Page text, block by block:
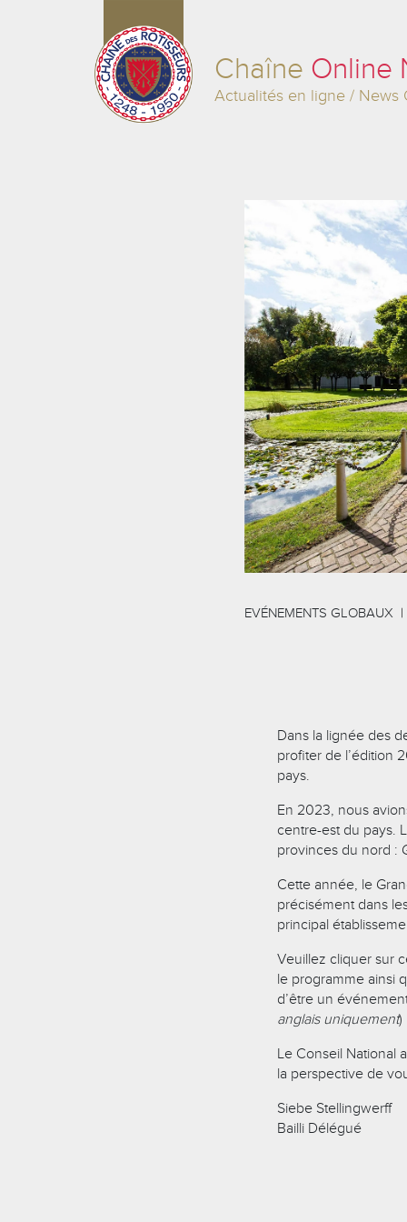
Chaîne Online
Actualités en ligne / News
EVÉNEMENTS GLOBAUX
Dans la lignée des
profiter de l’édition
pays.
En 2023, nous
centre-est du pays.
provinces du nord :
Cette année, le
précisément dans
principal
Veuillez cliquer sur
le programme ainsi
d’être un
anglais uniquement)
Le Conseil National
la perspective de
Siebe Stellingwerff
Bailli Délégué